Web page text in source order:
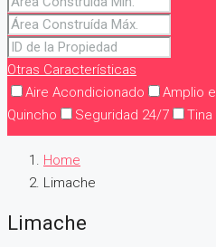
Contacto
Otras Características
Aire Acondicionado
Amplio
Quincho
Seguridad 24/7
Home
Limache
Limache